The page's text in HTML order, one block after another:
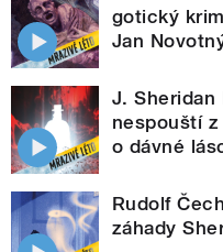
gotický
Jan
J. Sheridan
nespouští
o dávné
Rudolf
záhady